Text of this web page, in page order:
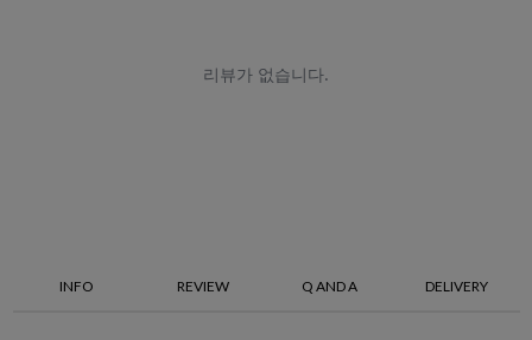
INFO REVIEW Q AND A DELIVERY